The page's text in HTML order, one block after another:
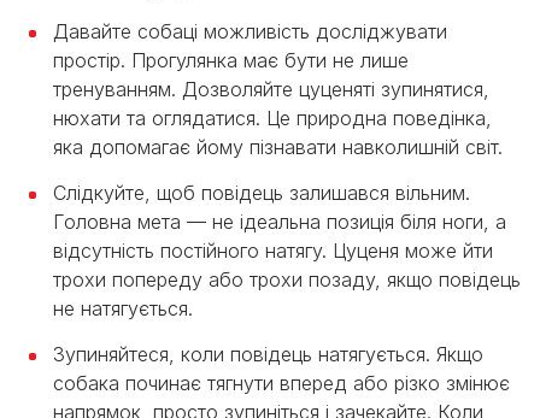
Давайте собаці можливість досліджувати
простір. Прогулянка має бути не лише
тренуванням. Дозволяйте цуценяті зупинятися,
нюхати та оглядатися. Це природна поведінка,
яка допомагає йому пізнавати навколишній світ.
Слідкуйте, щоб повідець залишався вільним.
Головна мета — не ідеальна позиція біля ноги, а
відсутність постійного натягу. Цуценя може йти
трохи попереду або трохи позаду, якщо повідець
не натягується.
Зупиняйтеся, коли повідець натягується. Якщо
собака починає тягнути вперед або різко змінює
напрямок, просто зупиніться і зачекайте. Коли